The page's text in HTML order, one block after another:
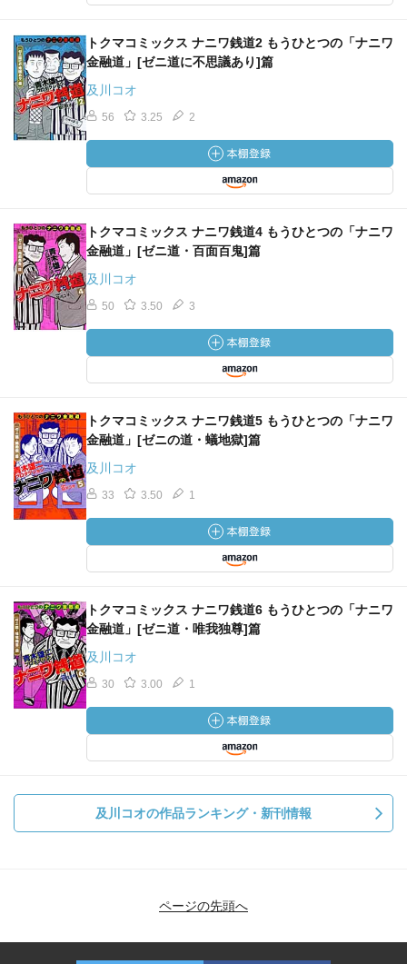
トクマコミックス ナニワ銭道2 もうひとつの「ナニワ
金融道」[ゼニ道に不思議あり]篇
及川コオ
56 3.25 2
トクマコミックス ナニワ銭道4 もうひとつの「ナニワ
金融道」[ゼニ道・百面百鬼]篇
及川コオ
50 3.50 3
トクマコミックス ナニワ銭道5 もうひとつの「ナニワ
金融道」[ゼニの道・蟻地獄]篇
及川コオ
33 3.50 1
トクマコミックス ナニワ銭道6 もうひとつの「ナニワ
金融道」[ゼニ道・唯我独尊]篇
及川コオ
30 3.00 1
及川コオの作品ランキング・新刊情報
ページの先頭へ